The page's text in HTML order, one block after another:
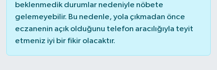
beklenmedik durumlar nedeniyle nöbete
gelemeyebilir. Bu nedenle, yola çıkmadan önce
eczanenin açık olduğunu telefon aracılığıyla teyit
etmeniz iyi bir fikir olacaktır.